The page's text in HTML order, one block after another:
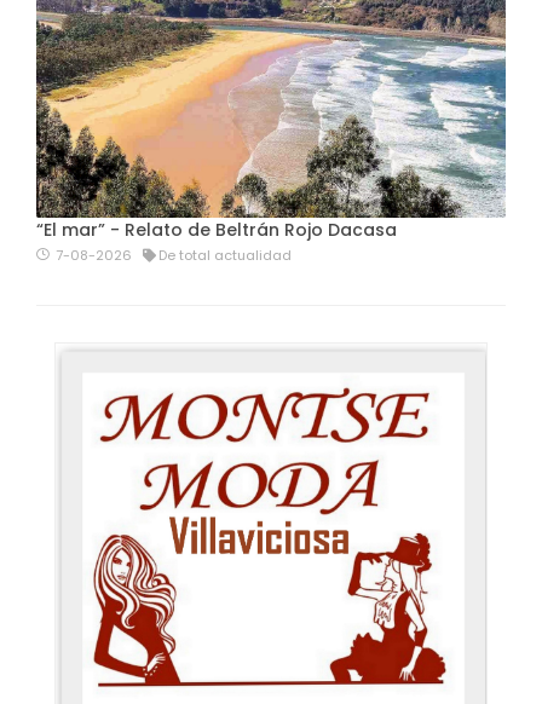
“El mar” - Relato de Beltrán Rojo Dacasa
7-08-2026 De total actualidad